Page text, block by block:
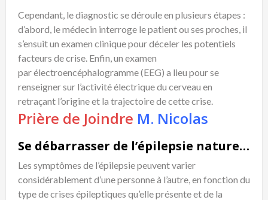
Cependant, le diagnostic se déroule en plusieurs étapes :
d’abord, le médecin interroge le patient ou ses proches, il
s’ensuit un examen clinique pour déceler les potentiels
facteurs de crise. Enfin, un examen
par électroencéphalogramme (EEG) a lieu pour se
renseigner sur l’activité électrique du cerveau en
retraçant l’origine et la trajectoire de cette crise.
Prière de Joindre M. Nicolas
Se débarrasser de l’épilepsie naturellement : Symptôme
Les symptômes de l’épilepsie peuvent varier
considérablement d’une personne à l’autre, en fonction du
type de crises épileptiques qu’elle présente et de la